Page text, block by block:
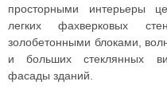
просторными интерьеры
легких фахверковых
золобетонными блоками,
и больших стеклянных
фасады зданий.